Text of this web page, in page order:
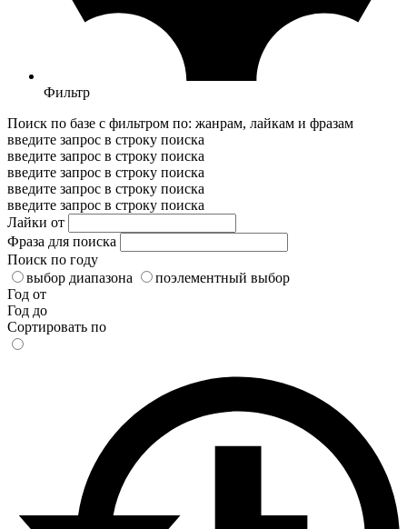
Фильтр
Поиск по базе с фильтром по: жанрам, лайкам и фразам
введите запрос в строку поиска
введите запрос в строку поиска
введите запрос в строку поиска
введите запрос в строку поиска
введите запрос в строку поиска
Лайки от
Фраза для поиска
Поиск по году
выбор диапазона
поэлементный выбор
Год от
Год до
Сортировать по